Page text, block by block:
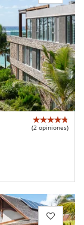
(2 opiniones)